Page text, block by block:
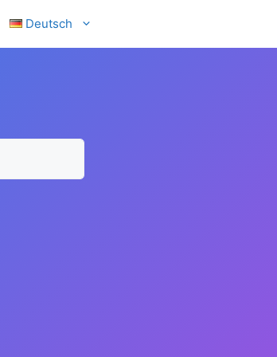
Deutsch